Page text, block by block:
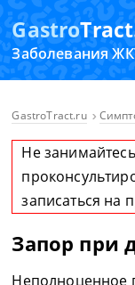
GastroTract
Заболевания
GastroTract.ru
Не
записаться на
Запор при
Неполноценное